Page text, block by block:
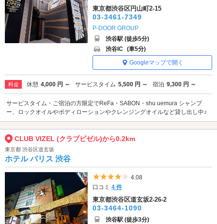
東京都渋谷区円山町2-15
03-3461-7349
P-DOOR GROUP
渋谷駅 (徒歩5分)
渋谷IC (車5分)
Googleマップで開く
料金 休憩 4,000 円 ～ サービスタイム 5,500 円 ～ 宿泊 9,300 円 ～
サービスタイム・ご宿泊の方限定でReFa・SABON・shu uemura シャンプ
ー、ロックオイルやボディローションやクレンジングオイルなど貸し出し中♪
CLUB VIZEL (クラブビゼル)から0.2km
東京都 渋谷区道玄坂
ホテル パリス 渋谷
5つ星のうち4
4.08
口コミ4 件
東京都渋谷区道玄坂2-26-2
03-3464-1090
渋谷駅 (徒歩3分)